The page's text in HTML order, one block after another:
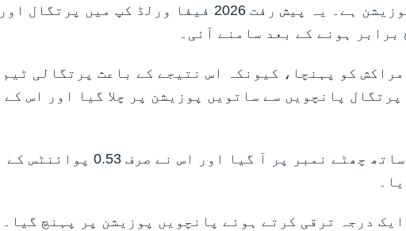
گیا ہے، جو اس کی تاریخ کی بلند ترین پوزیشن ہے۔ یہ پیش رفت 2026 فیفا ورلڈ کپ میں پرتگال
ہونے کے بعد سامنے آئی۔
کو پہنچا، کیونکہ اس نتیجے کے باعث پرتگالی
پرتگال پانچویں سے ساتویں پوزیشن پر چلا گیا اور اس کے
دوسری جانب مراکش 1,755.62 پوائنٹس کے ساتھ چھٹے نمبر پر آ گیا اور اس نے صرف 0.53 پوائنٹس کے
درجہ ترقی کرتے ہوئے پانچویں پوزیشن پر پہنچ گیا۔